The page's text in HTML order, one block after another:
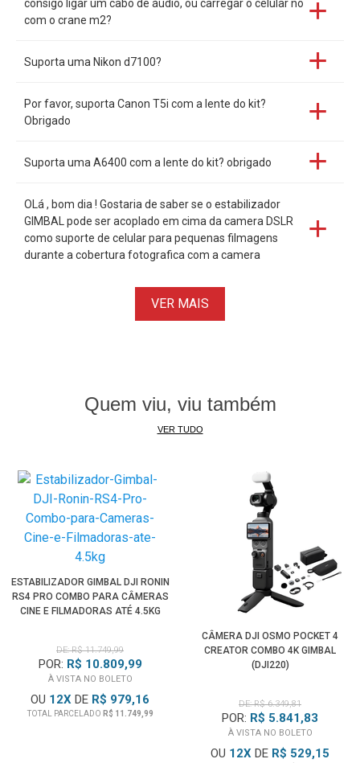
HERO11,HERO12, Sjcam Sj8 AIR, entre outras.
consigo ligar um cabo de áudio, ou carregar o celular no
com o crane m2?
Suporta uma Nikon d7100?
Por favor, suporta Canon T5i com a lente do kit?
Obrigado
Suporta uma A6400 com a lente do kit? obrigado
OLá , bom dia ! Gostaria de saber se o estabilizador
GIMBAL pode ser acoplado em cima da camera DSLR
como suporte de celular para pequenas filmagens
durante a cobertura fotografica com a camera
VER MAIS
Quem viu, viu também
VER TUDO
ESTABILIZADOR GIMBAL DJI RONIN
RS4 PRO COMBO PARA CÂMERAS
CINE E FILMADORAS ATÉ 4.5KG
DE: R$ 11.749,99
POR: R$ 10.809,99
À VISTA NO BOLETO
OU 12X DE R$ 979,16
TOTAL PARCELADO R$ 11.749,99
CÂMERA DJI OSMO POCKET 4
CREATOR COMBO 4K GIMBAL
(DJI220)
DE: R$ 6.349,81
POR: R$ 5.841,83
À VISTA NO BOLETO
OU 12X DE R$ 529,15